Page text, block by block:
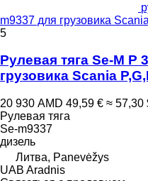
m9337 для грузовика
5
Рулевая тяга Se-M P
грузовика Scania
20 930 AMD 49,59 € ≈ 57,30
Рулевая тяга
Se-m9337
дизель
Литва, Panevėžys
UAB Aradnis